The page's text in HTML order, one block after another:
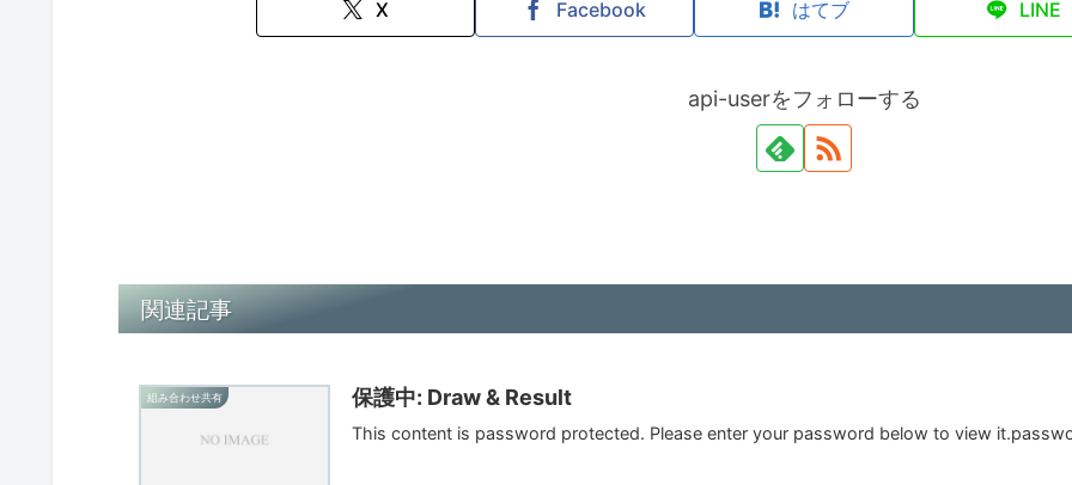
X Facebook はてブ LINE
api-userをフォローする
関連記事
組み合わせ共有 保護中: Draw & Result
This content is password protected. Please enter your password below to view